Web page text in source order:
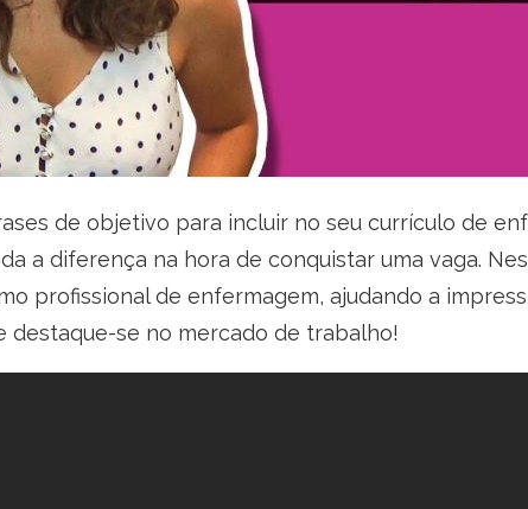
de objetivo para incluir no seu currículo de
a diferença na hora de conquistar uma vaga.
profissional de enfermagem, ajudando a
destaque-se no mercado de trabalho!